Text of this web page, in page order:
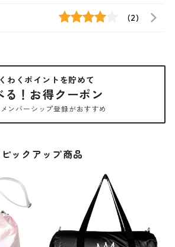
(2)
わくポイントを貯めて
る！お得クーポン
ンバーシップ登録がおすすめ
ピックアップ商品